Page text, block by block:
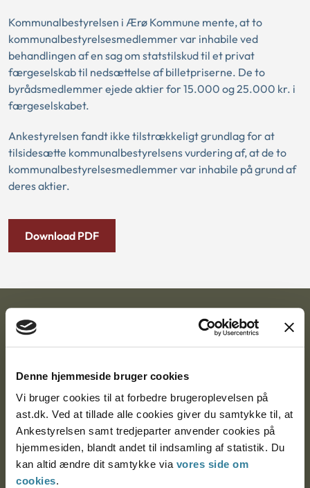
Denne hjemmeside bruger cookies
Vi bruger cookies til at forbedre brugeroplevelsen på
ast.dk. Ved at tillade alle cookies giver du samtykke til, at
Ankestyrelsen samt tredjeparter anvender cookies på
hjemmesiden, blandt andet til indsamling af statistik. Du
kan altid ændre dit samtykke via vores side om
cookies.
Kommunalbestyrelsen i Ærø Kommune mente, at to
kommunalbestyrelsesmedlemmer var inhabile ved
behandlingen af en sag om statstilskud til et privat
færgeselskab til nedsættelse af billetpriserne. De to
byrådsmedlemmer ejede aktier for 15.000 og 25.000 kr. i
færgeselskabet.
Ankestyrelsen fandt ikke tilstrækkeligt grundlag for at
tilsidesætte kommunalbestyrelsens vurdering af, at de to
kommunalbestyrelsesmedlemmer var inhabile på grund af
deres aktier.
Download PDF
Ankestyrelsen
Postadresse:
Nytorv 7, 2. sal
9000 Aalborg
Ankestyrelsen Aalborg